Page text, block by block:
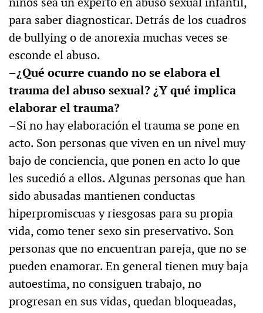
para saber diagnosticar. Detrás de los cuadros
de bullying o de anorexia muchas veces se
esconde el abuso.
–¿Qué ocurre cuando no se elabora el
trauma del abuso sexual? ¿Y qué implica
elaborar el trauma?
–Si no hay elaboración el trauma se pone en
acto. Son personas que viven en un nivel muy
bajo de conciencia, que ponen en acto lo que
les sucedió a ellos. Algunas personas que han
sido abusadas mantienen conductas
hiperpromiscuas y riesgosas para su propia
vida, como tener sexo sin preservativo. Son
personas que no encuentran pareja, que no se
pueden enamorar. En general tienen muy baja
autoestima, no consiguen trabajo, no
progresan en sus vidas, quedan bloqueadas,